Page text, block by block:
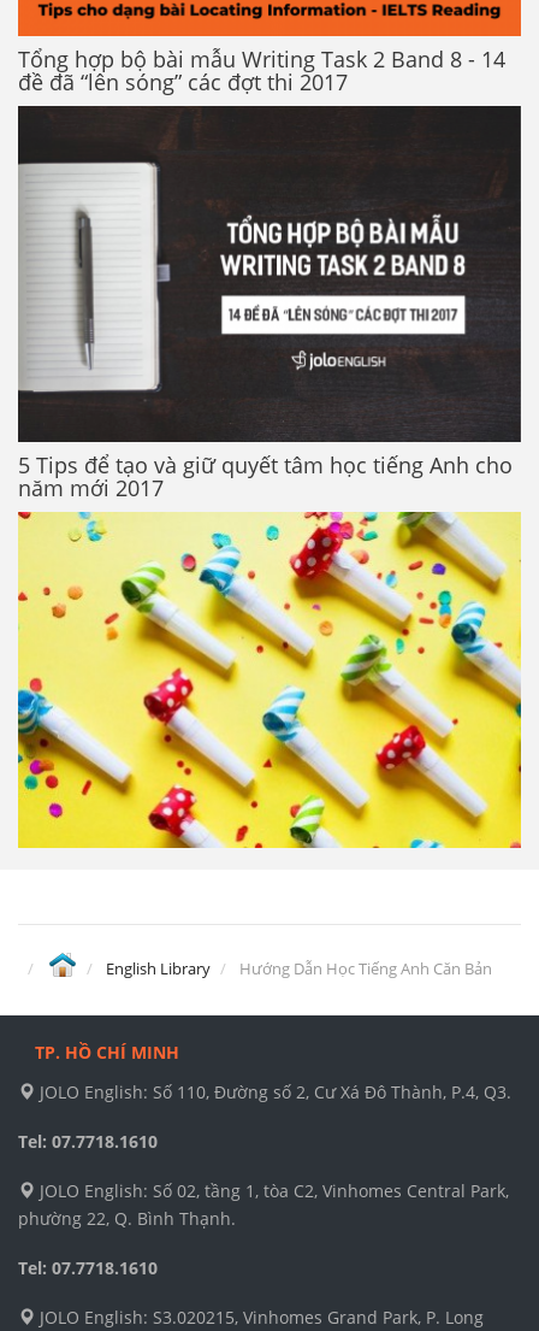
Tổng hợp bộ bài mẫu Writing Task 2 Band 8 - 14
đề đã “lên sóng” các đợt thi 2017
5 Tips để tạo và giữ quyết tâm học tiếng Anh cho
năm mới 2017
English Library Hướng Dẫn Học Tiếng Anh Căn Bản
TP. HỒ CHÍ MINH
JOLO English: Số 110, Đường số 2, Cư Xá Đô Thành, P.4, Q3.
Tel: 07.7718.1610
JOLO English: Số 02, tầng 1, tòa C2, Vinhomes Central Park,
phường 22, Q. Bình Thạnh.
Tel: 07.7718.1610
JOLO English: S3.020215, Vinhomes Grand Park, P. Long